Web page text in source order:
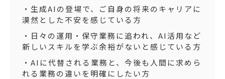
・生成AIの登場で、ご自身の将来のキャリアに
漠然とした不安を感じている方
・日々の運用・保守業務に追われ、AI活用など
新しいスキルを学ぶ余裕がないと感じている方
・AIに代替される業務と、今後も人間に求めら
れる業務の違いを明確にしたい方